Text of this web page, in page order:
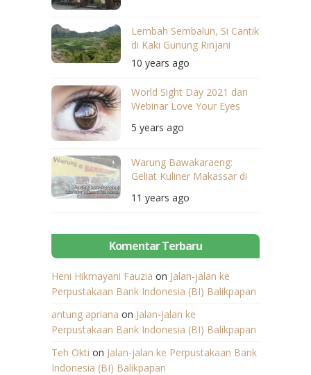
Lembah Sembalun, Si Cantik
di Kaki Gunung Rinjani
10 years ago
World Sight Day 2021 dan
Webinar Love Your Eyes
5 years ago
Warung Bawakaraeng:
Geliat Kuliner Makassar di
11 years ago
Komentar Terbaru
Heni Hikmayani Fauzia on Jalan-jalan ke
Perpustakaan Bank Indonesia (BI) Balikpapan
antung apriana on Jalan-jalan ke
Perpustakaan Bank Indonesia (BI) Balikpapan
Teh Okti on Jalan-jalan ke Perpustakaan Bank
Indonesia (BI) Balikpapan